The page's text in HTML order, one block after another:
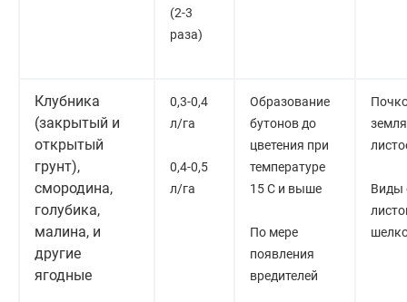
(2-3
раза)
Клубника
(закрытый и
открытый
грунт),
смородина,
голубика,
малина, и
другие
ягодные
0,3-0,4
л/га
0,4-0,5
л/га
Образование
бутонов до
цветения при
температуре
15 С и выше
По мере
появления
вредителей
Виды